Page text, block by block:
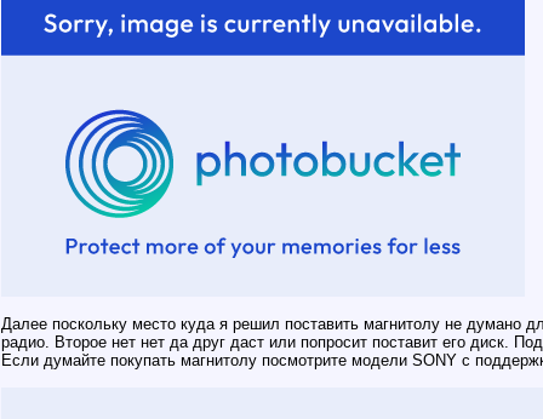
Далее поскольку место куда я решил поставить магнитолу не думано
радио. Второе нет нет да друг даст или попросит поставит его диск.
Если думайте покупать магнитолу посмотрите модели SONY c